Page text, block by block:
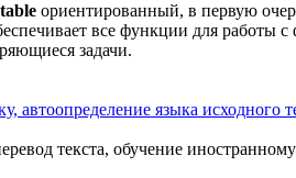
ориентированный, в первую
все функции для работы
задачи.
автоопределение языка исходного